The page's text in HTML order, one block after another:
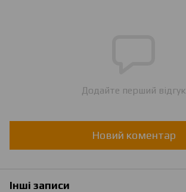
Додайте перший відгук
Новий коментар
Інші записи